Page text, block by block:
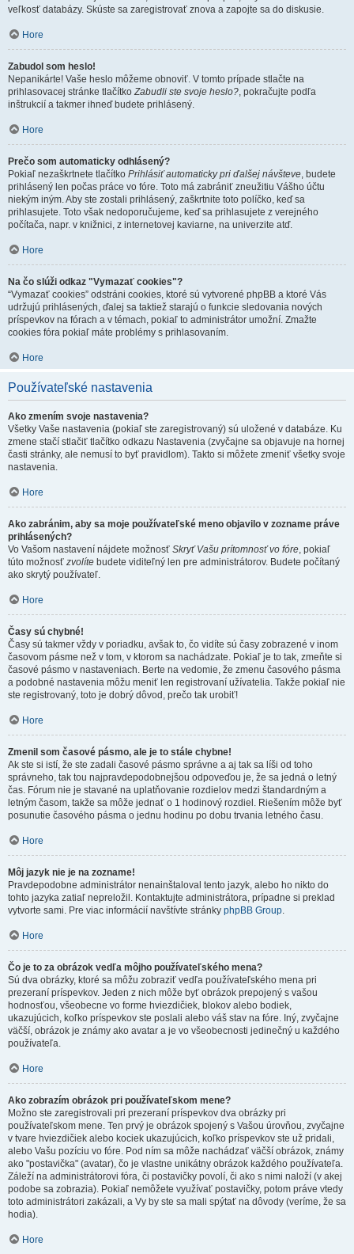
veľkosť databázy. Skúste sa zaregistrovať znova a zapojte sa do diskusie.
Hore
Zabudol som heslo!
Nepanikárte! Vaše heslo môžeme obnoviť. V tomto prípade stlačte na
prihlasovacej stránke tlačítkoZabudli ste svoje heslo?, pokračujte podľa
inštrukcií a takmer ihneď budete prihlásený.
Hore
Prečo som automaticky odhlásený?
Pokiaľ nezaškrtnete tlačítko Prihlásiť automaticky pri ďalšej návšteve, budete
prihlásený len počas práce vo fóre. Toto má zabrániť zneužitiu Vášho účtu
niekým iným. Aby ste zostali prihlásený, zaškrtnite toto políčko, keď sa
prihlasujete. Toto však nedoporučujeme, keď sa prihlasujete z verejného
počítača, napr. v knižnici, z internetovej kaviarne, na univerzite atď.
Hore
Na čo slúži odkaz "Vymazať cookies"?
“Vymazať cookies” odstráni cookies, ktoré sú vytvorené phpBB a ktoré Vás
udržujú prihlásených, ďalej sa taktiež starajú o funkcie sledovania nových
príspevkov na fórach a v témach, pokiaľ to administrátor umožní. Zmažte
cookies fóra pokiaľ máte problémy s prihlasovaním.
Hore
Používateľské nastavenia
Ako zmením svoje nastavenia?
Všetky Vaše nastavenia (pokiaľ ste zaregistrovaný) sú uložené v databáze. Ku
zmene stačí stlačiť tlačítko odkazu Nastavenia (zvyčajne sa objavuje na hornej
časti stránky, ale nemusí to byť pravidlom). Takto si môžete zmeniť všetky svoje
nastavenia.
Hore
Ako zabránim, aby sa moje používateľské meno objavilo v zozname práve
prihlásených?
Vo Vašom nastavení nájdete možnosť Skryť Vašu prítomnosť vo fóre, pokiaľ
túto možnosť zvolíte budete viditeľný len pre administrátorov. Budete počítaný
ako skrytý používateľ.
Hore
Časy sú chybné!
Časy sú takmer vždy v poriadku, avšak to, čo vidíte sú časy zobrazené v inom
časovom pásme než v tom, v ktorom sa nachádzate. Pokiaľ je to tak, zmeňte si
časové pásmo v nastaveniach. Berte na vedomie, že zmenu časového pásma
a podobné nastavenia môžu meniť len registrovaní užívatelia. Takže pokiaľ nie
ste registrovaný, toto je dobrý dôvod, prečo tak urobiť!
Hore
Zmenil som časové pásmo, ale je to stále chybne!
Ak ste si istí, že ste zadali časové pásmo správne a aj tak sa líši od toho
správneho, tak tou najpravdepodobnejšou odpoveďou je, že sa jedná o letný
čas. Fórum nie je stavané na uplatňovanie rozdielov medzi štandardným a
letným časom, takže sa môže jednať o 1 hodinový rozdiel. Riešením môže byť
posunutie časového pásma o jednu hodinu po dobu trvania letného času.
Hore
Môj jazyk nie je na zozname!
Pravdepodobne administrátor nenainštaloval tento jazyk, alebo ho nikto do
tohto jazyka zatiaľ nepreložil. Kontaktujte administrátora, prípadne si preklad
vytvorte sami. Pre viac informácií navštívte stránky phpBB Group.
Hore
Čo je to za obrázok vedľa môjho používateľského mena?
Sú dva obrázky, ktoré sa môžu zobraziť vedľa používateľského mena pri
prezeraní príspevkov. Jeden z nich môže byť obrázok prepojený s vašou
hodnosťou, všeobecne vo forme hviezdičiek, blokov alebo bodiek,
ukazujúcich, koľko príspevkov ste poslali alebo váš stav na fóre. Iný, zvyčajne
väčší, obrázok je známy ako avatar a je vo všeobecnosti jedinečný u každého
používateľa.
Hore
Ako zobrazím obrázok pri používateľskom mene?
Možno ste zaregistrovali pri prezeraní príspevkov dva obrázky pri
používateľskom mene. Ten prvý je obrázok spojený s Vašou úrovňou, zvyčajne
v tvare hviezdičiek alebo kociek ukazujúcich, koľko príspevkov ste už pridali,
alebo Vašu pozíciu vo fóre. Pod ním sa môže nachádzať väčší obrázok, známy
ako "postavička" (avatar), čo je vlastne unikátny obrázok každého používateľa.
Záleží na administrátorovi fóra, či postavičky povolí, či ako s nimi naloží (v akej
podobe sa zobrazia). Pokiaľ nemôžete využívať postavičky, potom práve vtedy
toto administrátori zakázali, a Vy by ste sa mali spýtať na dôvody (veríme, že sa
hodia).
Hore